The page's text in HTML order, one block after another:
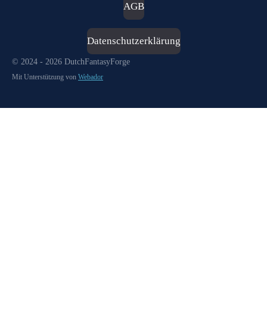
AGB
Datenschutzerklärung
© 2024 - 2026 DutchFantasyForge
Mit Unterstützung von Webador